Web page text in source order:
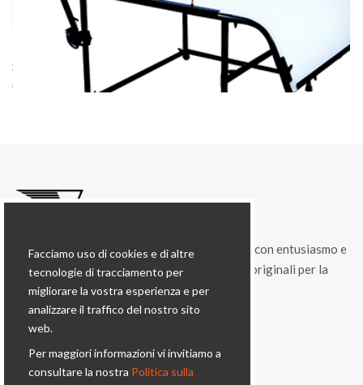
cod. 04609
STILL-LIFE TABLE BIG art. 04609
€ 578.00
Condorfoto da 55 anni propone ancora oggi, con entusiasmo e
vitalità, una gamma di prodotti e di soluzioni originali per la
fotografia professionale.
Contatti
Via Prinetti, 32 - 20127
Facciamo uso di cookies e di altre
tecnologie di tracciamento per
migliorare la vostra esperienza e per
analizzare il traffico del nostro sito
web.
Per maggiori informazioni vi invitiamo a
consultare la nostra Politica sulla